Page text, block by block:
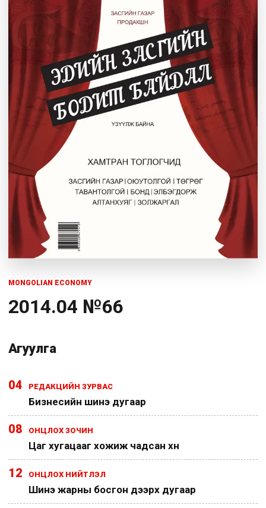
MONGOLIAN ECONOMY
2014.04 №66
Агуулга
04 РЕДАКЦИЙН ЗУРВАС
Бизнесийн шинэ дугаар
08 ОНЦЛОХ ЗОЧИН
Цаг хугацааг хожиж чадсан хүн
12 ОНЦЛОХ НИЙТЛЭЛ
Шинэ жарны босгон дээрх дугаар